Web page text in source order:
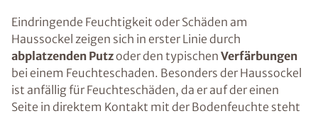
Eindringende Feuchtigkeit oder Schäden am
Haussockel zeigen sich in erster Linie durch
abplatzenden Putzoder den typischen Verfärbungen
bei einem Feuchteschaden. Besonders der Haussockel
ist anfällig für Feuchteschäden, da er auf der einen
Seite in direktem Kontakt mit der Bodenfeuchte steht